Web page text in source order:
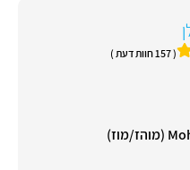
( 157 חוות דעת )